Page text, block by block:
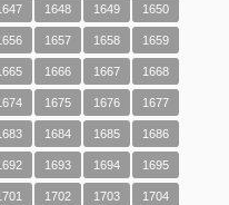
1648 1649 1650
1657 1658 1659
1666 1667 1668
1675 1676 1677
1684 1685 1686
1693 1694 1695
1702 1703 1704